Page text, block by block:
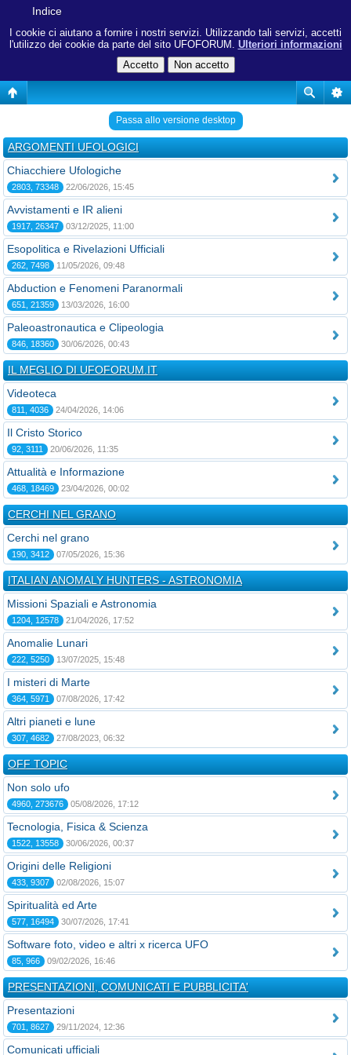
I cookie ci aiutano a fornire i nostri servizi. Utilizzando tali servizi, accetti
l'utilizzo dei cookie da parte del sito UFOFORUM. Ulteriori informazioni
Indice
Passa allo versione desktop
ARGOMENTI UFOLOGICI
Chiacchiere Ufologiche
2803, 73348 22/06/2026, 15:45
Avvistamenti e IR alieni
1917, 26347 03/12/2025, 11:00
Esopolitica e Rivelazioni Ufficiali
262, 7498 11/05/2026, 09:48
Abduction e Fenomeni Paranormali
651, 21359 13/03/2026, 16:00
Paleoastronautica e Clipeologia
846, 18360 30/06/2026, 00:43
IL MEGLIO DI UFOFORUM.IT
Videoteca
811, 4036 24/04/2026, 14:06
Il Cristo Storico
92, 3111 20/06/2026, 11:35
Attualità e Informazione
468, 18469 23/04/2026, 00:02
CERCHI NEL GRANO
Cerchi nel grano
190, 3412 07/05/2026, 15:36
ITALIAN ANOMALY HUNTERS - ASTRONOMIA
Missioni Spaziali e Astronomia
1204, 12578 21/04/2026, 17:52
Anomalie Lunari
222, 5250 13/07/2025, 15:48
I misteri di Marte
364, 5971 07/08/2026, 17:42
Altri pianeti e lune
307, 4682 27/08/2023, 06:32
OFF TOPIC
Non solo ufo
4960, 273676 05/08/2026, 17:12
Tecnologia, Fisica & Scienza
1522, 13558 30/06/2026, 00:37
Origini delle Religioni
433, 9307 02/08/2026, 15:07
Spiritualità ed Arte
577, 16494 30/07/2026, 17:41
Software foto, video e altri x ricerca UFO
85, 966 09/02/2026, 16:46
PRESENTAZIONI, COMUNICATI E PUBBLICITA'
Presentazioni
701, 8627 29/11/2024, 12:36
Comunicati ufficiali